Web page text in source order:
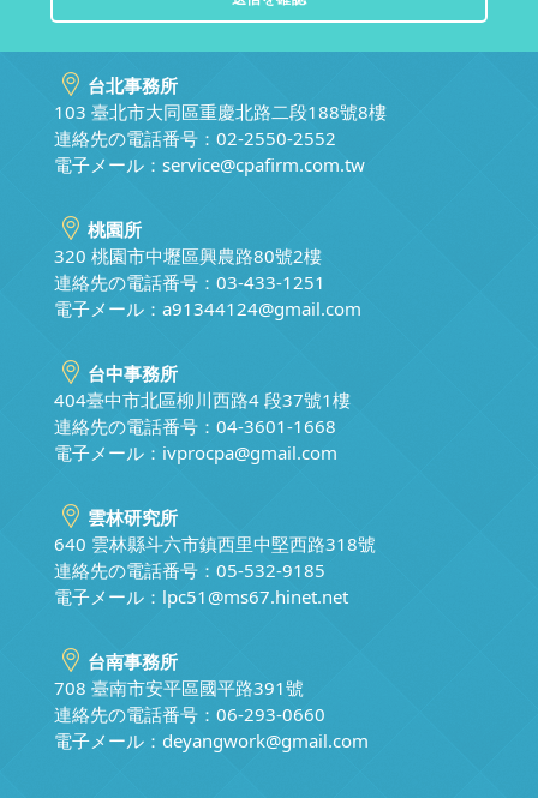
台北事務所
103 臺北市大同區重慶北路二段188號8樓
連絡先の電話番号：02-2550-2552
電子メール： service@cpafirm.com.tw
桃園所
320 桃園市中壢區興農路80號2樓
連絡先の電話番号：03-433-1251
電子メール： a91344124@gmail.com
台中事務所
404臺中市北區柳川西路4 段37號1樓
連絡先の電話番号：04-3601-1668
電子メール： ivprocpa@gmail.com
雲林研究所
640 雲林縣斗六市鎮西里中堅西路318號
連絡先の電話番号：05-532-9185
電子メール： lpc51@ms67.hinet.net
台南事務所
708 臺南市安平區國平路391號
連絡先の電話番号：06-293-0660
電子メール： deyangwork@gmail.com